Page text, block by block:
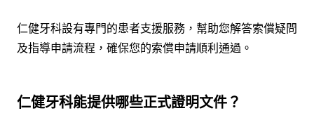
仁健牙科設有專門的患者支援服務，幫助您解答索償疑問
及指導申請流程，確保您的索償申請順利通過。
仁健牙科能提供哪些正式證明文件？